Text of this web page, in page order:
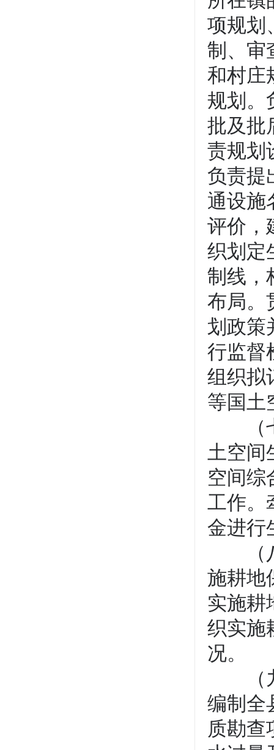
项规划
制、审
和村庄
规划。
批及批
责规划
负责提
通设施
评价，
织划定
制线，
布局。
划政策
行监督
组织拟
等国土
（七
土空间
空间综
工作。
金进行
（八
施耕地
实施耕
织实施
况。
（九
编制全
质勘查